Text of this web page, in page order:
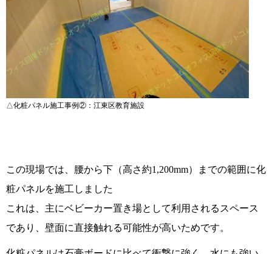
△化粧パネル施工事例②：江東区教育施設
この現場では、腰から下（高さ約1,200mm）までの範囲に化
粧パネルを施工しました
これは、主にベビーカー置き場として利用されるスペース
であり、壁面に直接触れる可能性が高いためです。